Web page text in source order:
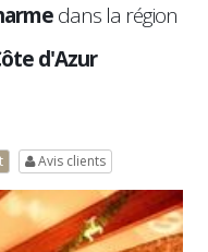
dans la région
d'Azur
Avis clients